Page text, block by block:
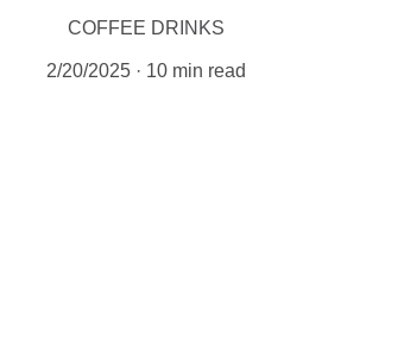
COFFEE DRINKS
2/20/2025 10 min read